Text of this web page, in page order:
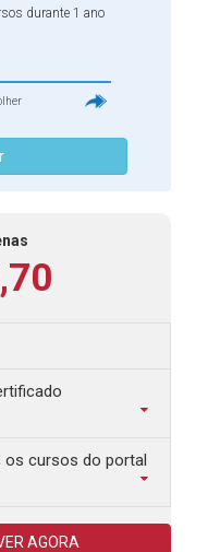
durante 1 ano
cursos do portal
AGORA